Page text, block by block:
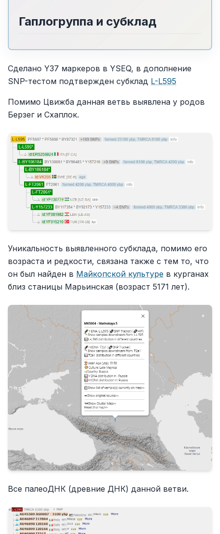
Гаплогруппа и субклад
Сделано Y37 маркеров в YSEQ, в дополнение
SNP-тестом подтвержден субклад L-L595
Помимо Цвижба данная ветвь выявлена у родов
Берзег и Схаплок.
Уникальность выявленного субклада, помимо его
возраста и редкости, связана также с тем то, что
он был найден в Майкопской культуре в курганах
близ станицы Марьинская (возраст 5171 лет).
Все палеоДНК (древние ДНК) данной ветви.